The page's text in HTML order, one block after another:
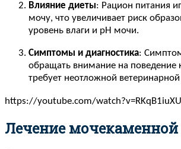
Влияние диеты: Рацион питания
мочу, что увеличивает риск
уровень влаги и pH мочи.
Симптомы и диагностика:
обращать внимание на поведение
требует неотложной
https://youtube.com/
Лечение мочекаменной